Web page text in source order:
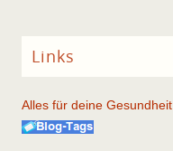
Links
Alles für deine Gesundheit